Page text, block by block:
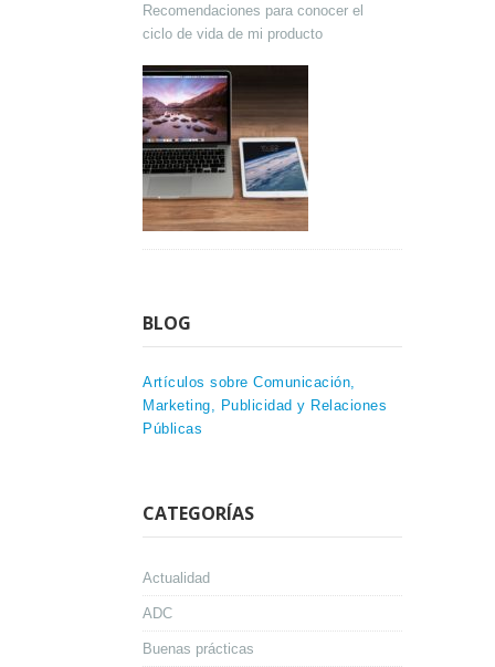
Recomendaciones para conocer el
ciclo de vida de mi producto
BLOG
Artículos sobre Comunicación,
Marketing, Publicidad y Relaciones
Públicas
CATEGORÍAS
Actualidad
ADC
Buenas prácticas